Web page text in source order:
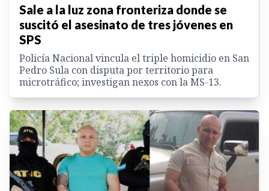
Sale a la luz zona fronteriza donde se
suscitó el asesinato de tres jóvenes en
SPS
Policía Nacional vincula el triple homicidio en San
Pedro Sula con disputa por territorio para
microtráfico; investigan nexos con la MS-13.